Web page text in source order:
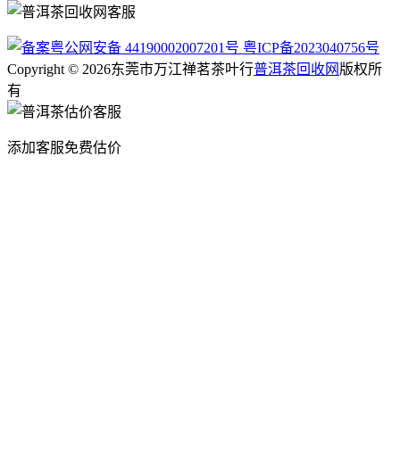
粤公网安备 44190002007201号 粤ICP备2023040756号
Copyright © 2026东莞市万江禅茗茶叶行普洱茶回收网 版权所
有
添加客服免费估价